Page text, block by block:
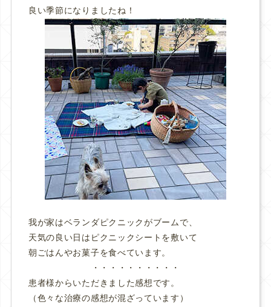
良い季節になりましたね！
我が家はベランダピクニックがブームで、
天気の良い日はピクニックシートを敷いて
朝ごはんやお菓子を食べています。
・・・・・・・・・・
患者様からいただきました感想です。
（色々な治療の感想が混ざっています）